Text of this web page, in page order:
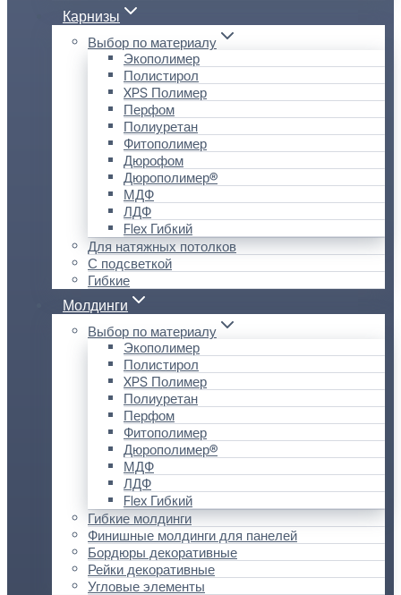
Карнизы
Выбор по материалу
Экополимер
Полистирол
XPS Полимер
Перфом
Полиуретан
Фитополимер
Дюрофом
Дюрополимер®
МДФ
ЛДФ
Flex Гибкий
Для натяжных потолков
С подсветкой
Гибкие
Молдинги
Выбор по материалу
Экополимер
Полистирол
XPS Полимер
Полиуретан
Перфом
Фитополимер
Дюрополимер®
МДФ
ЛДФ
Flex Гибкий
Гибкие молдинги
Финишные молдинги для панелей
Бордюры декоративные
Рейки декоративные
Угловые элементы